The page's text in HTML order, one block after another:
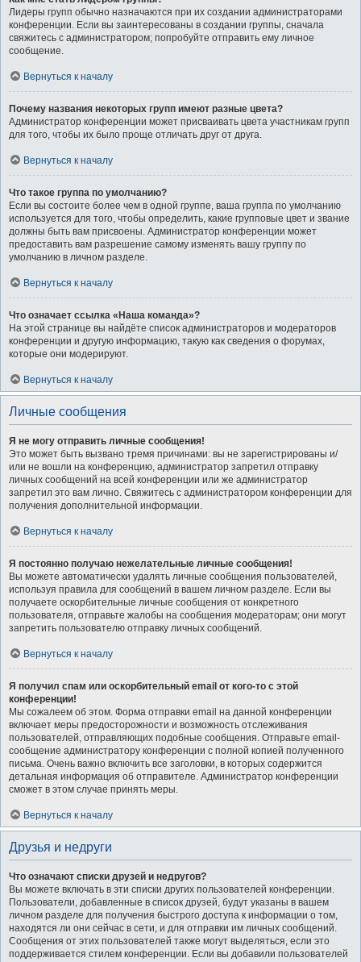
Лидеры групп обычно назначаются при их создании администраторами
конференции. Если вы заинтересованы в создании группы, сначала
свяжитесь с администратором; попробуйте отправить ему личное
сообщение.
Вернуться к началу
Почему названия некоторых групп имеют разные цвета?
Администратор конференции может присваивать цвета участникам групп
для того, чтобы их было проще отличать друг от друга.
Вернуться к началу
Что такое группа по умолчанию?
Если вы состоите более чем в одной группе, ваша группа по умолчанию
используется для того, чтобы определить, какие групповые цвет и звание
должны быть вам присвоены. Администратор конференции может
предоставить вам разрешение самому изменять вашу группу по
умолчанию в личном разделе.
Вернуться к началу
Что означает ссылка «Наша команда»?
На этой странице вы найдёте список администраторов и модераторов
конференции и другую информацию, такую как сведения о форумах,
которые они модерируют.
Вернуться к началу
Личные сообщения
Я не могу отправить личные сообщения!
Это может быть вызвано тремя причинами: вы не зарегистрированы и/
или не вошли на конференцию, администратор запретил отправку
личных сообщений на всей конференции или же администратор
запретил это вам лично. Свяжитесь с администратором конференции для
получения дополнительной информации.
Вернуться к началу
Я постоянно получаю нежелательные личные сообщения!
Вы можете автоматически удалять личные сообщения пользователей,
используя правила для сообщений в вашем личном разделе. Если вы
получаете оскорбительные личные сообщения от конкретного
пользователя, отправьте жалобы на сообщения модераторам; они могут
запретить пользователю отправку личных сообщений.
Вернуться к началу
Я получил спам или оскорбительный email от кого-то с этой
конференции!
Мы сожалеем об этом. Форма отправки email на данной конференции
включает меры предосторожности и возможность отслеживания
пользователей, отправляющих подобные сообщения. Отправьте email-
сообщение администратору конференции с полной копией полученного
письма. Очень важно включить все заголовки, в которых содержится
детальная информация об отправителе. Администратор конференции
сможет в этом случае принять меры.
Вернуться к началу
Друзья и недруги
Что означают списки друзей и недругов?
Вы можете включать в эти списки других пользователей конференции.
Пользователи, добавленные в список друзей, будут указаны в вашем
личном разделе для получения быстрого доступа к информации о том,
находятся ли они сейчас в сети, и для отправки им личных сообщений.
Сообщения от этих пользователей также могут выделяться, если это
поддерживается стилем конференции. Если вы добавили пользователей